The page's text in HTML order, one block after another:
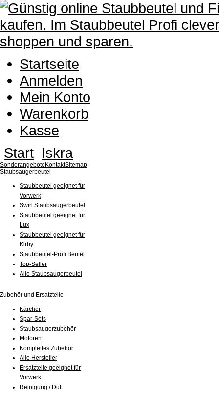
Startseite
Anmelden
Mein Konto
Warenkorb
Kasse
Start Iskra
Sonderangebote KontaktSitemap
Staubsaugerbeutel
Staubbeutel geeignet für
Vorwerk
Swirl Staubsaugerbeutel
Staubbeutel geeignet für
Lux
Staubbeutel geeignet für
Kirby
Staubbeutel-Profi Beutel
Top-Seller
Alle Staubsaugerbeutel
Zubehör und Ersatzteile
Kärcher
Spar-Sets
Staubsaugerzubehör
Motoren
Komplettes Zubehör
Alle Hersteller
Ersatzteile geeignet für
Vorwerk
Reinigung / Duft